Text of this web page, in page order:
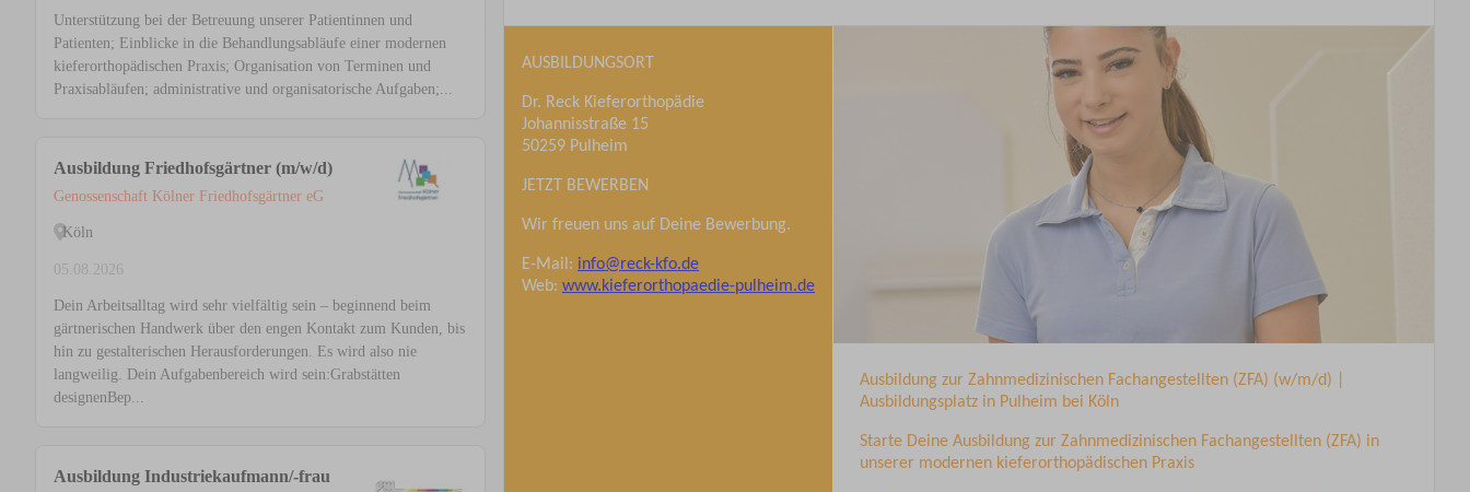
Unterstützung bei der Betreuung unserer Patientinnen und
Patienten; Einblicke in die Behandlungsabläufe einer modernen
kieferorthopädischen Praxis; Organisation von Terminen und
Praxisabläufen; administrative und organisatorische Aufgaben;...
Ausbildung Friedhofsgärtner (m/w/d)
Genossenschaft Kölner Friedhofsgärtner eG
Köln
05.08.2026
Dein Arbeitsalltag wird sehr vielfältig sein – beginnend beim
gärtnerischen Handwerk über den engen Kontakt zum Kunden, bis
hin zu gestalterischen Herausforderungen. Es wird also nie
langweilig. Dein Aufgabenbereich wird sein:Grabstätten
designenBep...
Ausbildung Industriekaufmann/-frau